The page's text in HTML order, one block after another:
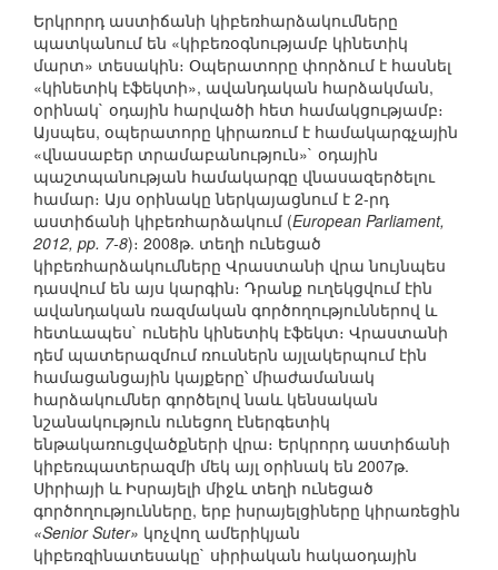
Երկրորդ աստիճանի կիբեռհարձակումները
պատկանում են «կիբեռօգնությամբ կինետիկ
մարտ» տեսակին։ Օպերատորը փորձում է հասնել
«կինետիկ էֆեկտի», ավանդական հարձակման,
օրինակ` օդային հարվածի հետ համակցությամբ։
Այսպես, օպերատորը կիրառում է համակարգչային
«վնասաբեր տրամաբանություն»` օդային
պաշտպանության համակարգը վնասազերծելու
համար։ Այս օրինակը ներկայացնում է 2-րդ
աստիճանի կիբեռհարձակում (European Parliament,
2012, pp. 7-8)։ 2008թ. տեղի ունեցած
կիբեռհարձակումները Վրաստանի վրա նույնպես
դասվում են այս կարգին։ Դրանք ուղեկցվում էին
ավանդական ռազմական գործողություններով և
հետևապես` ունեին կինետիկ էֆեկտ։ Վրաստանի
դեմ պատերազմում ռուսներն այլակերպում էին
համացանցային կայքերը՝ միաժամանակ
հարձակումներ գործելով նաև կենսական
նշանակություն ունեցող էներգետիկ
ենթակառուցվածքների վրա։ Երկրորդ աստիճանի
կիբեռպատերազմի մեկ այլ օրինակ են 2007թ.
Սիրիայի և Իսրայելի միջև տեղի ունեցած
գործողությունները, երբ իսրայելցիները կիրառեցին
«Senior Suter» կոչվող ամերիկյան
կիբեռզինատեսակը` սիրիական հակաօդային